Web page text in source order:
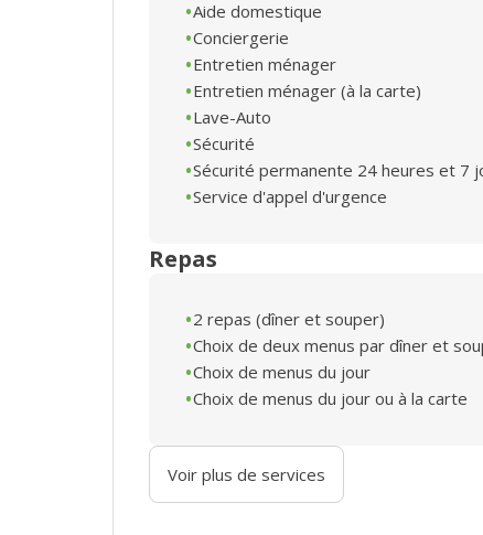
Aide domestique
Conciergerie
Entretien ménager
Entretien ménager (à la carte)
Lave-Auto
Sécurité
Sécurité permanente 24 heures et 7
Service d'appel d'urgence
Repas
2 repas (dîner et souper)
Choix de deux menus par dîner et
Choix de menus du jour
Choix de menus du jour ou à la carte
Voir plus de services